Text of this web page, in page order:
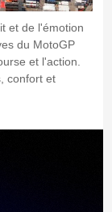
et de l'émotion
du MotoGP
et l'action.
confort et